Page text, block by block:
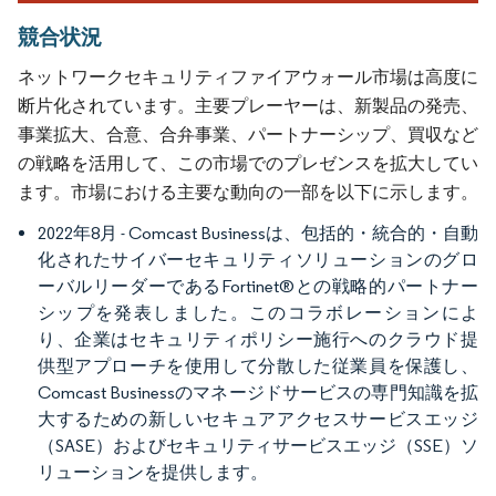
競合状況
ネットワークセキュリティファイアウォール市場は高度に
断片化されています。主要プレーヤーは、新製品の発売、
事業拡大、合意、合弁事業、パートナーシップ、買収など
の戦略を活用して、この市場でのプレゼンスを拡大してい
ます。市場における主要な動向の一部を以下に示します。
2022年8月 - Comcast Businessは、包括的・統合的・自動
化されたサイバーセキュリティソリューションのグロ
ーバルリーダーであるFortinet®との戦略的パートナー
シップを発表しました。このコラボレーションによ
り、企業はセキュリティポリシー施行へのクラウド提
供型アプローチを使用して分散した従業員を保護し、
Comcast Businessのマネージドサービスの専門知識を拡
大するための新しいセキュアアクセスサービスエッジ
（SASE）およびセキュリティサービスエッジ（SSE）ソ
リューションを提供します。